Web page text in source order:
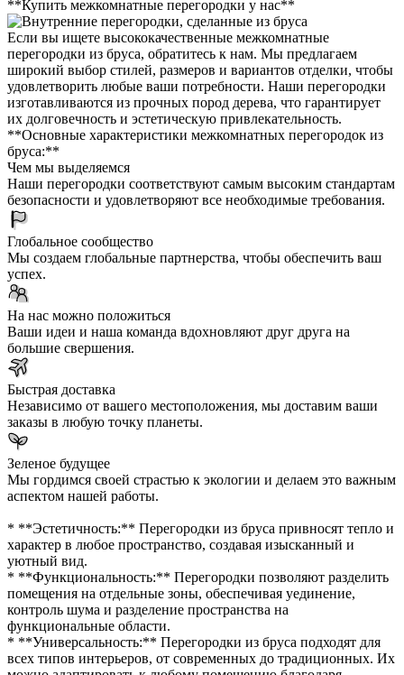
**Купить межкомнатные перегородки у нас**
Если вы ищете высококачественные межкомнатные
перегородки из бруса, обратитесь к нам. Мы предлагаем
широкий выбор стилей, размеров и вариантов отделки, чтобы
удовлетворить любые ваши потребности. Наши перегородки
изготавливаются из прочных пород дерева, что гарантирует
их долговечность и эстетическую привлекательность.
**Основные характеристики межкомнатных перегородок из
бруса:**
Чем мы выделяемся
Наши перегородки соответствуют самым высоким стандартам
безопасности и удовлетворяют все необходимые требования.
Глобальное сообщество
Мы создаем глобальные партнерства, чтобы обеспечить ваш
успех.
На нас можно положиться
Ваши идеи и наша команда вдохновляют друг друга на
большие свершения.
Быстрая доставка
Независимо от вашего местоположения, мы доставим ваши
заказы в любую точку планеты.
Зеленое будущее
Мы гордимся своей страстью к экологии и делаем это важным
аспектом нашей работы.
* **Эстетичность:** Перегородки из бруса привносят тепло и
характер в любое пространство, создавая изысканный и
уютный вид.
* **Функциональность:** Перегородки позволяют разделить
помещения на отдельные зоны, обеспечивая уединение,
контроль шума и разделение пространства на
функциональные области.
* **Универсальность:** Перегородки из бруса подходят для
всех типов интерьеров, от современных до традиционных. Их